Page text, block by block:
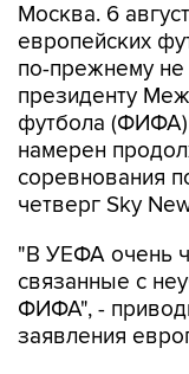
Москва. 6
европейских
по-прежнему
президенту
футбола
намерен
соревнования
четверг Sky
"В УЕФА очень
связанные с
ФИФА", -
заявления